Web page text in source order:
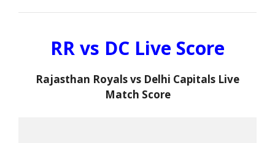
RR vs DC Live Score
Rajasthan Royals vs Delhi Capitals Live
Match Score